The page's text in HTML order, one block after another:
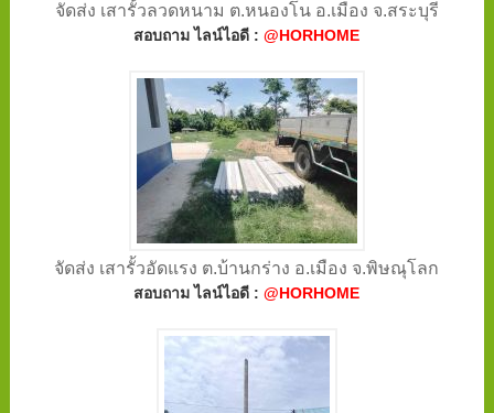
จัดส่ง เสารั้วลวดหนาม ต.หนองโน อ.เมือง จ.สระบุรี
สอบถาม ไลน์ไอดี :@HORHOME
จัดส่ง เสารั้วอัดแรง ต.บ้านกร่าง อ.เมือง จ.พิษณุโลก
สอบถาม ไลน์ไอดี :@HORHOME